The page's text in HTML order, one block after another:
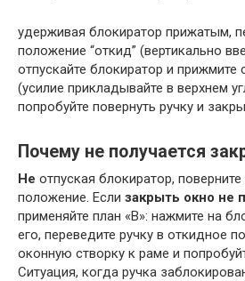
удерживая блокиратор прижатым,
положение “откид” (вертикально
отпускайте блокиратор и прижмите
(усилие прикладывайте в верхнем
попробуйте повернуть ручку и
Почему не получается
Не отпуская блокиратор,
положение. Если закрыть окно не
применяйте план «В»: нажмите на
его, переведите ручку в откидное
оконную створку к раме и
Ситуация, когда ручка